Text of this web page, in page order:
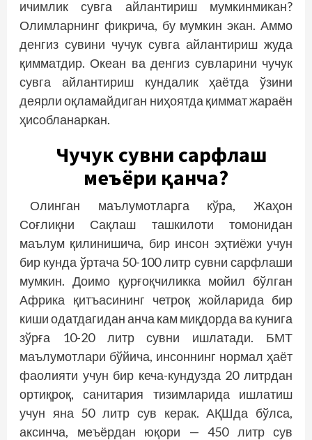
ичимлик сувга айлантириш мумкинмикан?
Олимларнинг фик­рича, бу мумкин экан. Аммо
денгиз сувини чучук сувга айлантириш жуда
қимматдир. Океан ва денгиз сувларини чучук
сувга айлантириш кундалик ҳаётда ўзини
деярли оқламайдиган ниҳоятда қиммат жараён
ҳисобланаркан.
Чучук сувни сарфлаш
меъёри қанча?
Олинган маълумотларга кўра, Жаҳон
Соғлиқни Сақлаш ташкилоти томонидан
маълум қилинишича, бир инсон эҳтиёжи учун
бир кунда ўртача 50-100 литр сувни сарфлаши
мумкин. Доимо қурғоқчиликка мойил бўлган
Африка қитъасининг четроқ жойларида бир
киши одатдагидан анча кам миқдорда ва кунига
зўрға 10-20 литр сувни ишлатади. БМТ
маълумотлари бўйича, инсоннинг нормал ҳаёт
фаолияти учун бир кеча-кундузда 20 литрдан
ортиқроқ, санитария тизимларида ишлатиш
учун яна 50 литр сув керак. АҚШда бўлса,
аксинча, меъёрдан юқори — 450 литр сув